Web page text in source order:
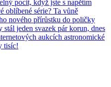
pocit, když jste s napětím
oblíbené série? Ta vůně
nového přírůstku do poličky
jeden svazek pár korun, dnes
aukcích astronomické
tisíc!